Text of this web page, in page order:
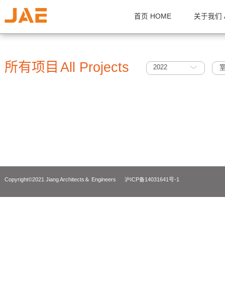
首页 HOME 关
所有项目 All Projects 2022
Copyright©2021 Jiang Architects＆ Engineers 沪ICP备14031641号-1